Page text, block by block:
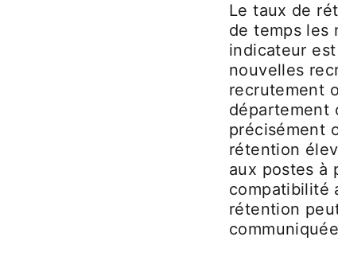
Le taux de
de temps les
indicateur
nouvelles
recrutement
département
précisément
rétention
aux postes à
compatibilité
rétention